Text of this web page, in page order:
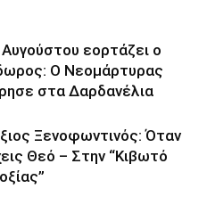
εορτάζει ο
Ο Νεομάρτυρας
στα Δαρδανέλια
Ξενοφωντινός: Όταν
Θεό – Στην “Κιβωτό